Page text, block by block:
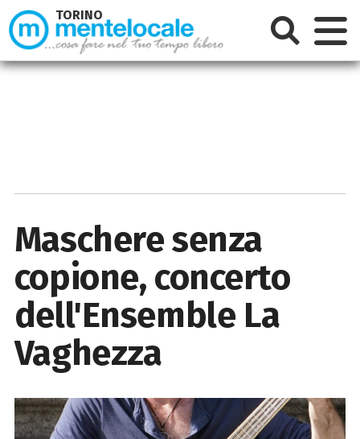
Maschere senza
copione, concerto
dell'Ensemble La
Vaghezza
TORINO